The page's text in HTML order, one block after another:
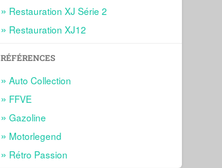
Restauration XJ Série 2
Restauration XJ12
RÉFÉRENCES
Auto Collection
FFVE
Gazoline
Motorlegend
Rétro Passion